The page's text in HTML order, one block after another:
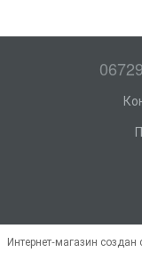
Интернет-магазин создан